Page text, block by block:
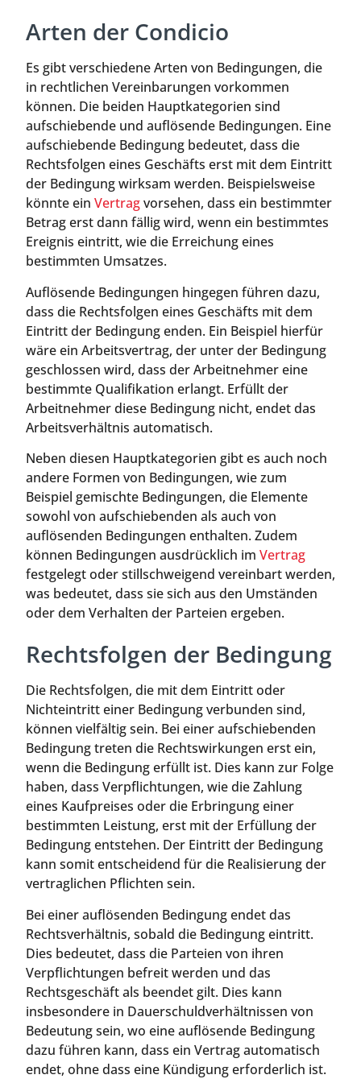
Arten der Condicio
Es gibt verschiedene Arten von Bedingungen, die
in rechtlichen Vereinbarungen vorkommen
können. Die beiden Hauptkategorien sind
aufschiebende und auflösende Bedingungen. Eine
aufschiebende Bedingung bedeutet, dass die
Rechtsfolgen eines Geschäfts erst mit dem Eintritt
der Bedingung wirksam werden. Beispielsweise
könnte ein Vertragvorsehen, dass ein bestimmter
Betrag erst dann fällig wird, wenn ein bestimmtes
Ereignis eintritt, wie die Erreichung eines
bestimmten Umsatzes.
Auflösende Bedingungen hingegen führen dazu,
dass die Rechtsfolgen eines Geschäfts mit dem
Eintritt der Bedingung enden. Ein Beispiel hierfür
wäre ein Arbeitsvertrag, der unter der Bedingung
geschlossen wird, dass der Arbeitnehmer eine
bestimmte Qualifikation erlangt. Erfüllt der
Arbeitnehmer diese Bedingung nicht, endet das
Arbeitsverhältnis automatisch.
Neben diesen Hauptkategorien gibt es auch noch
andere Formen von Bedingungen, wie zum
Beispiel gemischte Bedingungen, die Elemente
sowohl von aufschiebenden als auch von
auflösenden Bedingungen enthalten. Zudem
können Bedingungen ausdrücklich im Vertrag
festgelegt oder stillschweigend vereinbart werden,
was bedeutet, dass sie sich aus den Umständen
oder dem Verhalten der Parteien ergeben.
Rechtsfolgen der Bedingung
Die Rechtsfolgen, die mit dem Eintritt oder
Nichteintritt einer Bedingung verbunden sind,
können vielfältig sein. Bei einer aufschiebenden
Bedingung treten die Rechtswirkungen erst ein,
wenn die Bedingung erfüllt ist. Dies kann zur Folge
haben, dass Verpflichtungen, wie die Zahlung
eines Kaufpreises oder die Erbringung einer
bestimmten Leistung, erst mit der Erfüllung der
Bedingung entstehen. Der Eintritt der Bedingung
kann somit entscheidend für die Realisierung der
vertraglichen Pflichten sein.
Bei einer auflösenden Bedingung endet das
Rechtsverhältnis, sobald die Bedingung eintritt.
Dies bedeutet, dass die Parteien von ihren
Verpflichtungen befreit werden und das
Rechtsgeschäft als beendet gilt. Dies kann
insbesondere in Dauerschuldverhältnissen von
Bedeutung sein, wo eine auflösende Bedingung
dazu führen kann, dass ein Vertrag automatisch
endet, ohne dass eine Kündigung erforderlich ist.